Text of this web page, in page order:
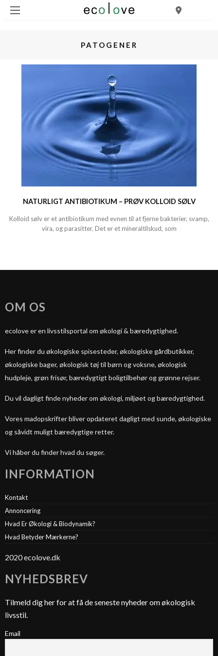
PATOGENER
NATURLIGT ANTIBIOTIKUM – PRØV KOLLOID SØLV
Kolloid sølv er et antibiotikum med evnen til at fjerne bakterier, svamp,
vira, og parasitter. Det er et mineraltilskud, som
OM OS
ecolove er en livsstilsportal om økologi & bæredygtighed.
Her finder du økologiske spisesteder, økologiske gårdbutikker,
økologiske bager, økologisk tøj til børn og voksne, økologisk
hudpleje, grøn frisør, bæredygtigt boligtilbehør og grønne rejser.
Du vil dagligt finde nyheder om økologi, miljøet og bæredygtighed.
Vores madopskrifter bliver opdateret dagligt med sunde, økologiske
og såvidt muligt bæredygtige retter.
Vi håber du finder hvad du søger.
INFORMATION
Kontakt
Annoncering
Hvad Er Økologi & Biodynamik?
Hvad Betyder Mærkerne?
2020 ecolove.dk
NYHEDSBREV
Tilmeld dig her for at få de seneste nyheder om økologisk
livsstil.
Email